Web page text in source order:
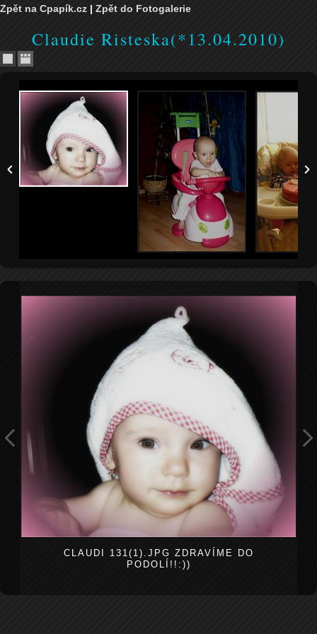
Zpět na Cpapík.cz | Zpět do Fotogalerie
Claudie Risteska(*13.04.2010)
CLAUDI 131(1).JPG ZDRAVÍME DO
PODOLÍ!!:))